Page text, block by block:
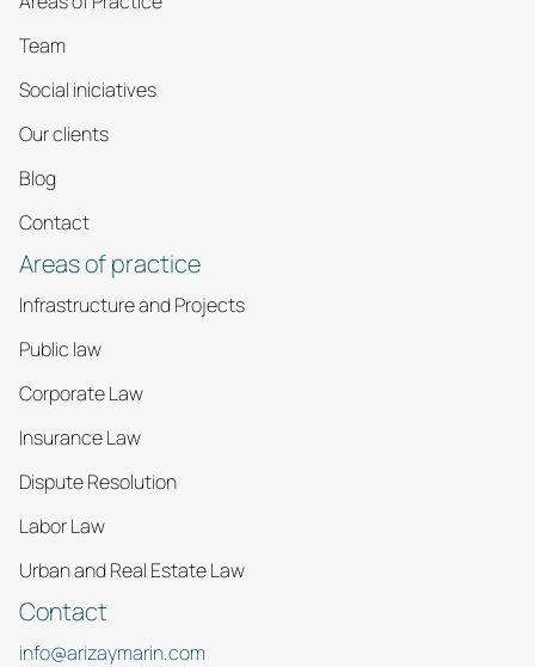
Team
Social iniciatives
Our clients
Blog
Contact
Areas of practice
Infrastructure and Projects
Public law
Corporate Law
Insurance Law
Dispute Resolution
Labor Law
Urban and Real Estate Law
Contact
info@arizaymarin.com